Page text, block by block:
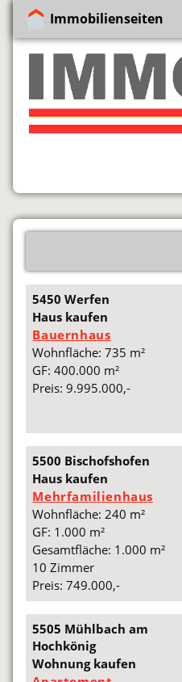
Immobilienseiten
5450 Werfen
Haus kaufen
Bauernhaus
Wohnfläche: 735 m²
GF: 400.000 m²
Preis: 9.995.000,-
5500 Bischofshofen
Haus kaufen
Mehrfamilienhaus
Wohnfläche: 240 m²
GF: 1.000 m²
Gesamtfläche: 1.000 m²
10 Zimmer
Preis: 749.000,-
5505 Mühlbach am
Hochkönig
Wohnung kaufen